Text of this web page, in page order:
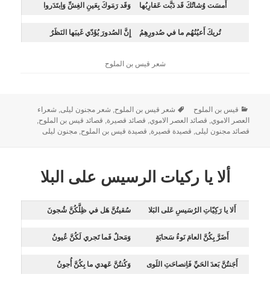
أَمسَت وُشاتُكَ قَد دَبَّت عَقارِبُها وَقَد رَمَوكَ بِعَينِ الغِشِّ وَاِبتَدَروا
تُريكَ أَعيُنُهُم ما في صُدورِهِمُ إِنَّ الصُدورَ يُؤَدّي غَيبَها النَظَرُ
شعر قيس بن الملوح
قيس بن الملوح شعر قيس بن الملوح, شعر مجنون ليلى, شعراء
العصر الاموي, قصائد العصر الاموي, قصائد قصيرة, قصائد قيس بن الملوح,
قصائد مجنون ليلى, قصيدة قصيرة, قصيدة قيس بن الملوح,مجنون ليلى
ألا يا ركيات الرسيس على البلا
أَلا يا رَكِيّاتِ الرُسَيسِ عَلى البَلا سُقيتُنَّ هَل في ظِلَّكُنَّ شُجونَ
أَضَرَّ بِكُنَّ العامَ نَوءُ سَحابَةٍ وَمَحلٌ فَما تَجري لَكُنَّ عُيونُ
أَجَنتُنَّ بَعدَ الحَيِّ فَاِنصاحَتِ اللَوى وَكُنتُنَّ عَهدي ما بِكُنَّ أُجونُ